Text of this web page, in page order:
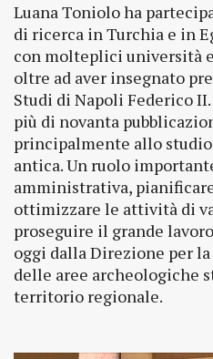
Luana Toniolo ha
di ricerca in Turchia e in
con molteplici università
oltre ad aver insegnato
Studi di Napoli Federico
più di novanta
principalmente allo
antica. Un ruolo
amministrativa,
ottimizzare le attività di
proseguire il grande
oggi dalla Direzione per
delle aree archeologiche
territorio regionale.